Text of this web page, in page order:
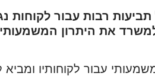
תביעות רבות עבור לקוחות
את היתרון
עבור לקוחותיו ומביא